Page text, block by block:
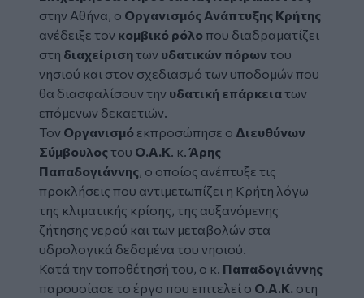
στην Αθήνα, ο Οργανισμός Ανάπτυξης Κρήτης
ανέδειξε τον κομβικό ρόλοπου διαδραματίζει
στη διαχείρισητων υδατικών πόρωντου
νησιού και στον σχεδιασμό των υποδομών που
θα διασφαλίσουν την υδατική επάρκειατων
επόμενων δεκαετιών.
Τον Οργανισμό εκπροσώπησε ο Διευθύνων
Σύμβουλοςτου Ο.Α.Κ. κ.Άρης
Παπαδογιάννης, ο οποίος ανέπτυξε τις
προκλήσεις που αντιμετωπίζει η Κρήτη λόγω
της κλιματικής κρίσης, της αυξανόμενης
ζήτησης νερού και των μεταβολών στα
υδρολογικά δεδομένα του νησιού.
Κατά την τοποθέτησή του, ο κ. Παπαδογιάννης
παρουσίασε το έργο που επιτελεί ο Ο.Α.Κ. στη